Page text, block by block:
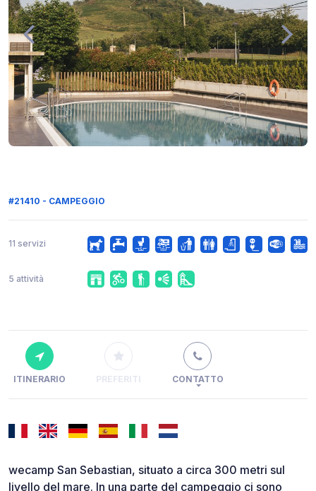
#21410 - CAMPEGGIO
11 servizi
5 attività
ITINERARIO PREFERITI CONTATTO
wecamp San Sebastian, situato a circa 300 metri sul
livello del mare. In una parte del campeggio ci sono